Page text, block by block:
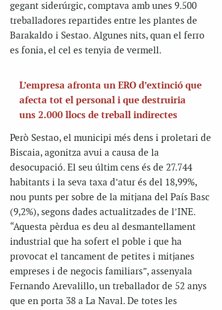
gegant siderúrgic, comptava amb unes 9.500
treballadores repartides entre les plantes de
Barakaldo i Sestao. Algunes nits, quan el ferro
es fonia, el cel es tenyia de vermell.
L’empresa afronta un ERO d’extinció que
afecta tot el personal i que destruiria
uns 2.000 llocs de treball indirectes
Però Sestao, el municipi més dens i proletari de
Biscaia, agonitza avui a causa de la
desocupació. El seu últim cens és de 27.744
habitants i la seva taxa d’atur és del 18,99%,
nou punts per sobre de la mitjana del País Basc
(9,2%), segons dades actualitzades de l’INE.
“Aquesta pèrdua es deu al desmantellament
industrial que ha sofert el poble i que ha
provocat el tancament de petites i mitjanes
empreses i de negocis familiars”, assenyala
Fernando Arevalillo, un treballador de 52 anys
que en porta 38 a La Naval. De totes les